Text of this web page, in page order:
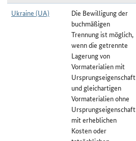
Ukraine (UA)
Die Bewilligung der
buchmäßigen
Trennung ist möglich,
wenn die getrennte
Lagerung von
Vormaterialien mit
Ursprungseigenschaft
und gleichartigen
Vormaterialien ohne
Ursprungseigenschaft
mit erheblichen
Kosten oder